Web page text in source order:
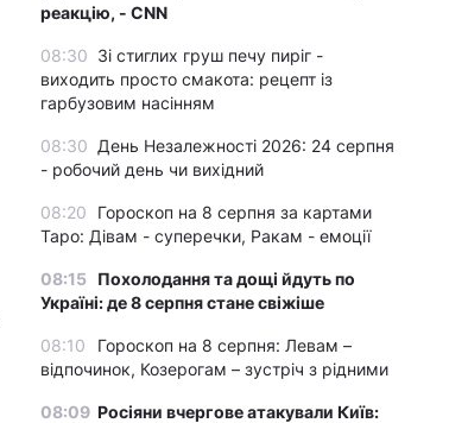
реакцію, - CNN
08:30 Зі стиглих груш печу пиріг -
виходить просто смакота: рецепт із
гарбузовим насінням
08:30 День Незалежності 2026: 24 серпня
- робочий день чи вихідний
08:20
Гороскоп на 8 серпня за картами
Таро: Дівам - суперечки, Ракам - емоції
08:15 Похолодання та дощі йдуть по
Україні: де 8 серпня стане свіжіше
08:10
Гороскоп на 8 серпня: Левам –
відпочинок, Козерогам – зустріч з рідними
08:09 Росіяни вчергове атакували Київ: